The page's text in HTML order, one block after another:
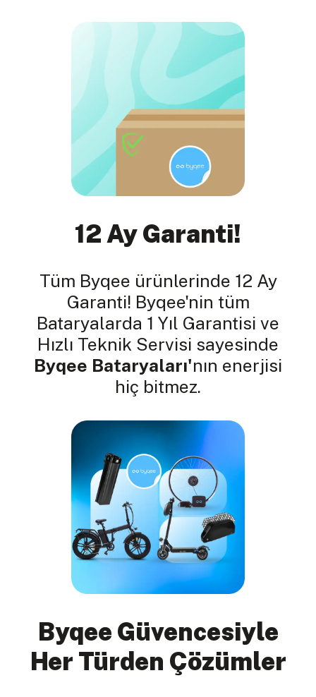
12 Ay Garanti!
Tüm Byqee ürünlerinde 12 Ay
Garanti! Byqee'nin tüm
Bataryalarda 1 Yıl Garantisi ve
Hızlı Teknik Servisi sayesinde
Byqee Bataryaları'nın enerjisi
hiç bitmez.
Byqee Güvencesiyle
Her Türden Çözümler